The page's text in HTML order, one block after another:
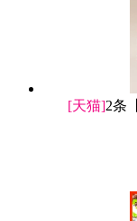
[天猫]2条